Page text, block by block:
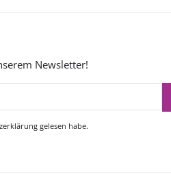
Newsletter!
gelesen habe.